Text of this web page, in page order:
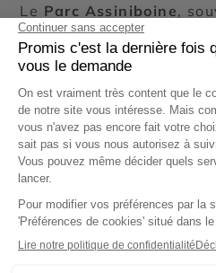
Le Parc Assiniboine,
« Central Park de
écrin de verdure de 450
un cadre idéal pour la
les activités en plein air.
En été, le parc s’anime
des concerts en plein
culturels. Les jardins
impeccablement
de paix propice à la
parc se transforme en
avec ses patinoires
sentiers pour le ski de